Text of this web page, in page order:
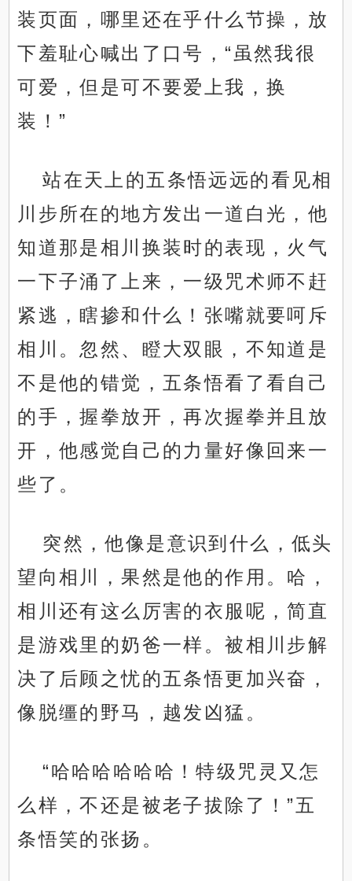
装页面，哪里还在乎什么节操，放
下羞耻心喊出了口号，“虽然我很
可爱，但是可不要爱上我，换
装！”
站在天上的五条悟远远的看见相
川步所在的地方发出一道白光，他
知道那是相川换装时的表现，火气
一下子涌了上来，一级咒术师不赶
紧逃，瞎掺和什么！张嘴就要呵斥
相川。忽然、瞪大双眼，不知道是
不是他的错觉，五条悟看了看自己
的手，握拳放开，再次握拳并且放
开，他感觉自己的力量好像回来一
些了。
突然，他像是意识到什么，低头
望向相川，果然是他的作用。哈，
相川还有这么厉害的衣服呢，简直
是游戏里的奶爸一样。被相川步解
决了后顾之忧的五条悟更加兴奋，
像脱缰的野马，越发凶猛。
“哈哈哈哈哈哈！特级咒灵又怎
么样，不还是被老子拔除了！”五
条悟笑的张扬。